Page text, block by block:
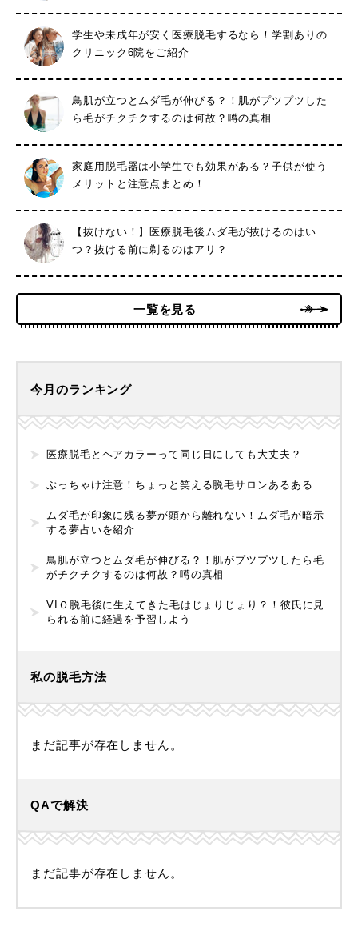
学生や未成年が安く医療脱毛するなら！学割ありの
クリニック6院をご紹介
鳥肌が立つとムダ毛が伸びる？！肌がプツプツした
ら毛がチクチクするのは何故？噂の真相
家庭用脱毛器は小学生でも効果がある？子供が使う
メリットと注意点まとめ！
【抜けない！】医療脱毛後ムダ毛が抜けるのはい
つ？抜ける前に剃るのはアリ？
一覧を見る
今月のランキング
医療脱毛とヘアカラーって同じ日にしても大丈夫？
ぶっちゃけ注意！ちょっと笑える脱毛サロンあるある
ムダ毛が印象に残る夢が頭から離れない！ムダ毛が暗示
する夢占いを紹介
鳥肌が立つとムダ毛が伸びる？！肌がプツプツしたら毛
がチクチクするのは何故？噂の真相
VIＯ脱毛後に生えてきた毛はじょりじょり？！彼氏に見
られる前に経過を予習しよう
私の脱毛方法
まだ記事が存在しません。
QAで解決
まだ記事が存在しません。